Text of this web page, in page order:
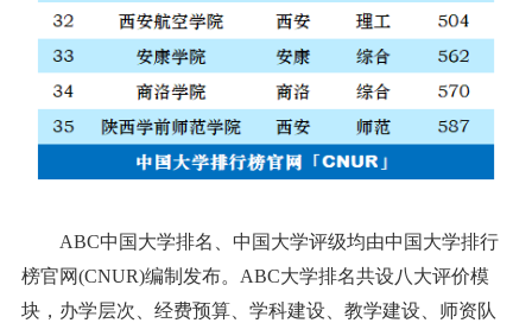
ABC中国大学排名、中国大学评级均由中国大学排行
榜官网(CNUR)编制发布。ABC大学排名共设八大评价模
块，办学层次、经费预算、学科建设、教学建设、师资队